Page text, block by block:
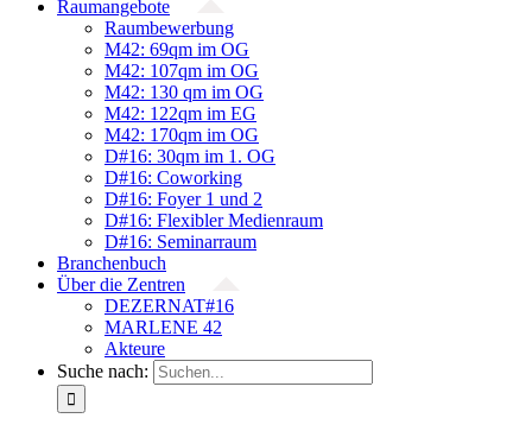
Raumangebote
Raumbewerbung
M42: 69qm im OG
M42: 107qm im OG
M42: 130 qm im OG
M42: 122qm im EG
M42: 170qm im OG
D#16: 30qm im 1. OG
D#16: Coworking
D#16: Foyer 1 und 2
D#16: Flexibler Medienraum
D#16: Seminarraum
Branchenbuch
Über die Zentren
DEZERNAT#16
MARLENE 42
Akteure
Suche nach: